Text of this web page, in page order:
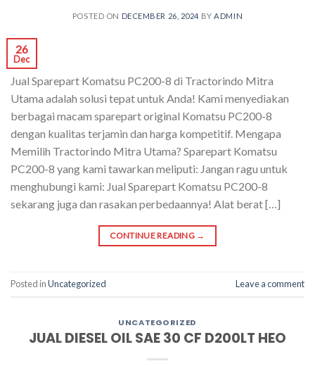
POSTED ON DECEMBER 26, 2024 BY ADMIN
26
Dec
Jual Sparepart Komatsu PC200-8 di Tractorindo Mitra
Utama adalah solusi tepat untuk Anda! Kami menyediakan
berbagai macam sparepart original Komatsu PC200-8
dengan kualitas terjamin dan harga kompetitif. Mengapa
Memilih Tractorindo Mitra Utama? Sparepart Komatsu
PC200-8 yang kami tawarkan meliputi: Jangan ragu untuk
menghubungi kami: Jual Sparepart Komatsu PC200-8
sekarang juga dan rasakan perbedaannya! Alat berat […]
CONTINUE READING →
Posted inUncategorized Leave a comment
UNCATEGORIZED
JUAL DIESEL OIL SAE 30 CF D200LT HEO